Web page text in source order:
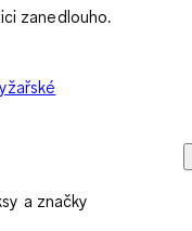
zanedlouho.
a značky